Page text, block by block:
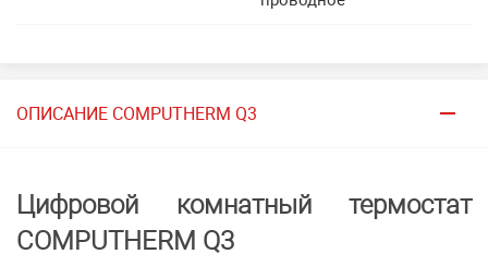
ОПИСАНИЕ COMPUTHERM Q3
Цифровой комнатный термостат
COMPUTHERM Q3